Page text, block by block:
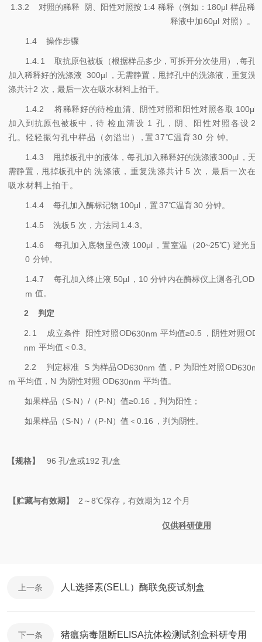
1.3.2 对照的稀释 阴、阳性对照按 1:4 稀释（例如： 180μl 样品稀
释液中加60μl 对照）。
1.4 操作步骤
1.4. 1取抗原包被板（根据样品多少，可拆开分次使用 ），每孔
加入稀释好的洗涤液 300µl ，无需静置，甩掉孔中的洗涤液，重复洗
涤共计2 次，最后一次在吸水材料上拍干。
1.4.2将稀释好的待检血清、阴性对照和阳性对照各取 100μl
加入到抗原包被板中，待 检血清设 1 孔，阴、阳性对照各设 2
孔。轻轻振匀孔中样品（勿溢出 ）， 置 37℃温育30 分 钟。
1.4.3 甩掉板孔中的液体，每孔加入稀释好的洗涤液300µl ，无
需静置，甩掉板孔中的 洗涤液，重复洗涤共计 5 次，最后一次在
吸水材料上拍干。
1.4.4 每孔加入酶标记物 100μl ，置37℃温育30 分钟。
1.4.5 洗板 5 次，方法同 1.4.3。
1.4.6 每孔加入底物显色液 100μl ，置室温（20~25℃) 避光显
0 分钟。
1.4.7 每孔加入终止液 50µl ， 10分钟内在酶标仪上测各孔OD
m 值。
2 判定
2. 1 成立条件 阳性对照OD630nm 平均值≥0.5 ，阴性对照OD
nm 平均值＜0.3。
2.2 判定标准 S 为样品OD630nm 值， P 为阳性对照OD630n
m 平均值 ， N 为阴性对照 OD630nm 平均值。
如果样品（S-N） / （P-N）值≥0.16 ，判为阳性；
如果样品（S-N） / （P-N）值＜0.16 ，判为阴性。
【规格】 96 孔/盒或192 孔/盒
【贮藏与有效期】 2 ～8℃保存，有效期为 12 个月
仅供科研使用
上一条 人L选择素(SELL）酶联免疫试剂盒
下一条 猪瘟病毒阻断ELISA抗体检测试剂盒科研专用